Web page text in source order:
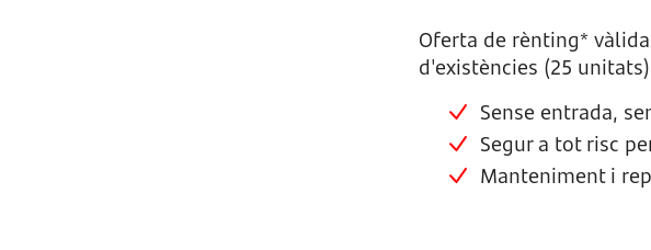
Oferta de rènting*
d'existències (25
Sense entrada,
Segur a tot risc
Manteniment i